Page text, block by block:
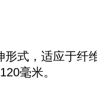
式，适应于纤
毫米。